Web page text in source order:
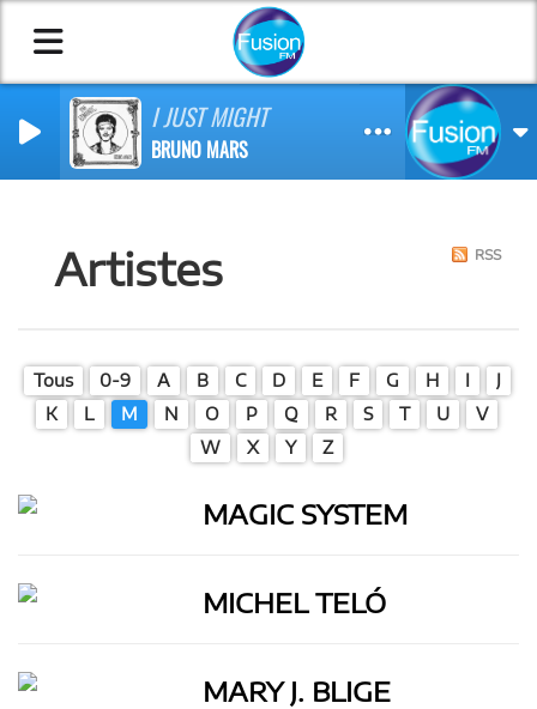
I JUST MIGHT
BRUNO MARS
Artistes RSS
Tous 0-9 A B C D E F G H I
J
K
L M N O P Q R S T U
V
W
X Y Z
MAGIC SYSTEM
MICHEL TELÓ
MARY J. BLIGE